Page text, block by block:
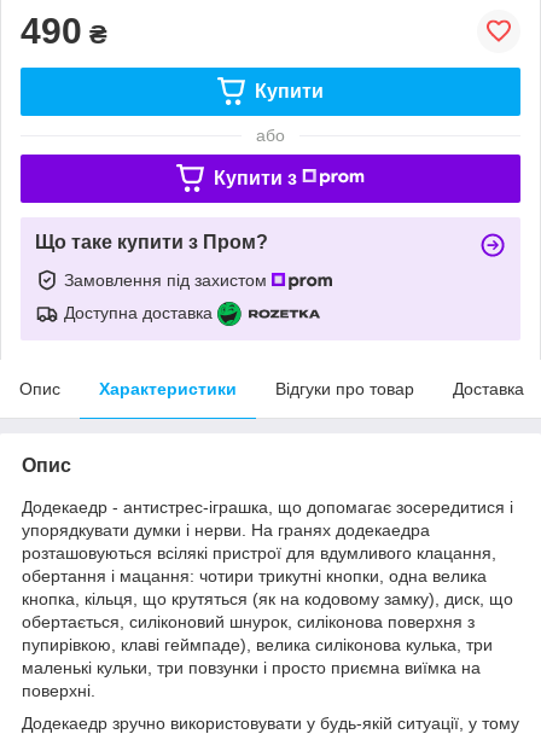
490 ₴
Купити
або
Купити з
Що таке купити з Пром?
Замовлення під захистом
Доступна доставка
Опис Характеристики Відгуки про товар Доставка
Опис
Додекаедр - антистрес-іграшка, що допомагає зосередитися і
упорядкувати думки і нерви. На гранях додекаедра
розташовуються всілякі пристрої для вдумливого клацання,
обертання і мацання: чотири трикутні кнопки, одна велика
кнопка, кільця, що крутяться (як на кодовому замку), диск, що
обертається, силіконовий шнурок, силіконова поверхня з
пупирівкою, клаві геймпаде), велика силіконова кулька, три
маленькі кульки, три повзунки і просто приємна виїмка на
поверхні.
Додекаедр зручно використовувати у будь-якій ситуації, у тому